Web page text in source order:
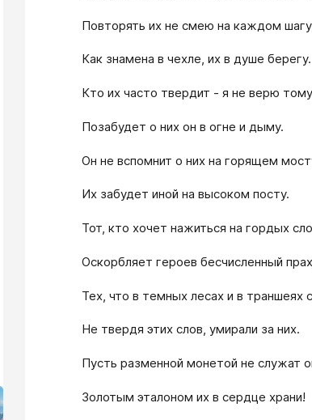
Повторять их не смею на каждом
Как знамена в чехле, их в душе берегу.
Кто их часто твердит - я не верю
Позабудет о них он в огне и дыму.
Он не вспомнит о них на горящем
Их забудет иной на высоком посту.
Тот, кто хочет нажиться на гордых
Оскорбляет героев бесчисленный
Тех, что в темных лесах и в траншеях
Не твердя этих слов, умирали за них.
Пусть разменной монетой не служат
Золотым эталоном их в сердце храни!